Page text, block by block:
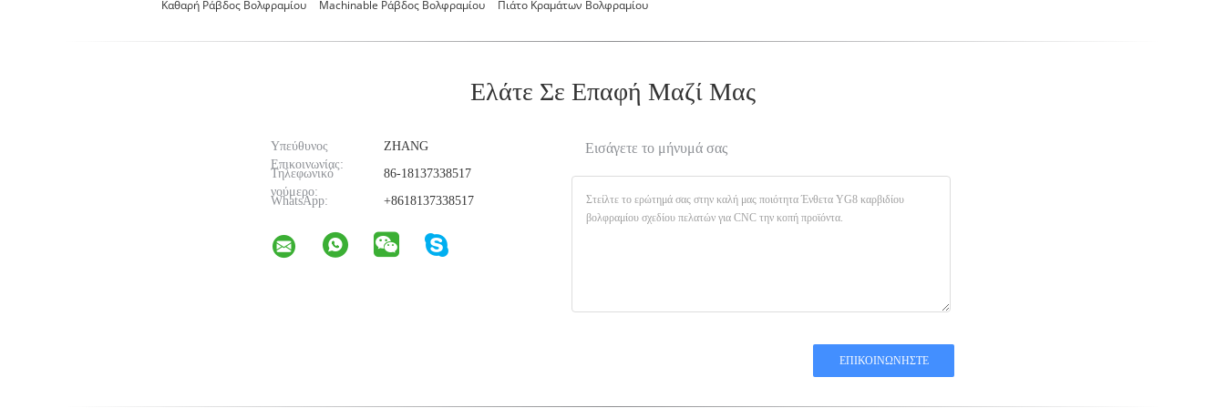
Καθαρή Ράβδος Βολφραμίου Machinable Ράβδος Βολφραμίου Πιάτο Κραμάτων Βολφραμίου
Ελάτε Σε Επαφή Μαζί Μας
Υπεύθυνος
Επικοινωνίας:
ZHANG
Τηλεφωνικό
νούμερο:
86-18137338517
WhatsApp:
+8618137338517
Εισάγετε το μήνυμά σας